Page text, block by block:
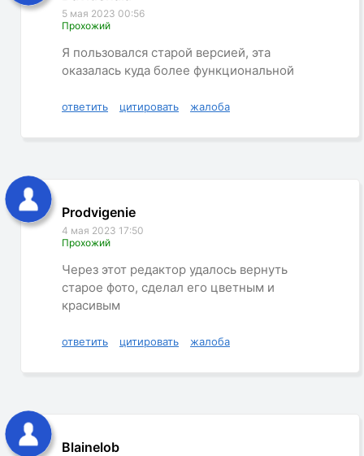
5 мая 2023 00:56
Прохожий
Я пользовался старой версией, эта
оказалась куда более функциональной
ответить цитировать жалоба
Prodvigenie
4 мая 2023 17:50
Прохожий
Через этот редактор удалось вернуть
старое фото, сделал его цветным и
красивым
ответить цитировать жалоба
Blainelob